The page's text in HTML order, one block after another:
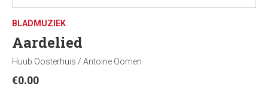
BLADMUZIEK
Aardelied
Huub Oosterhuis / Antoine Oomen
€0.00